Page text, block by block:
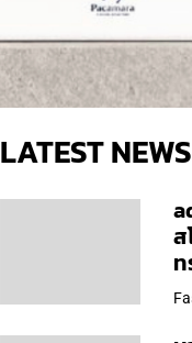
LATEST NEWS